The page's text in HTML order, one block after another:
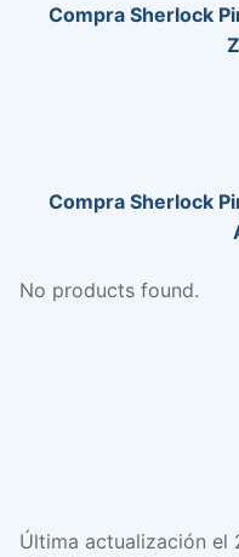
Compra Sherlock
Compra Sherlock
No products found.
Última actualización